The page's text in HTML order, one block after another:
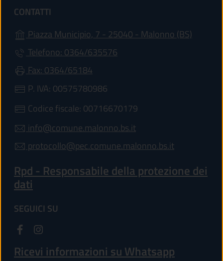
CONTATTI
Piazza Municipio, 7 - 25040 - Malonno (BS)
Telefono: 0364/635576
Fax: 0364/65184
P. IVA: 00575780986
Codice fiscale: 00716670179
info@comune.malonno.bs.it
protocollo@pec.comune.malonno.bs.it
Rpd - Responsabile della protezione dei
dati
SEGUICI SU
Ricevi informazioni su Whatsapp